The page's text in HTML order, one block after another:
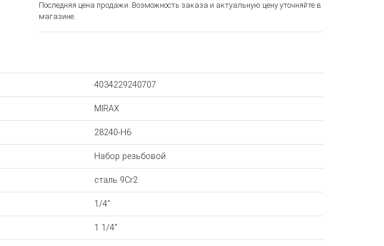
Последняя цена продажи. Возможность заказа и актуальную цену уточняйте в
магазине.
4034229240707
MIRAX
28240-H6
Набор резьбовой
сталь 9Cr2
1/4"
1 1/4"